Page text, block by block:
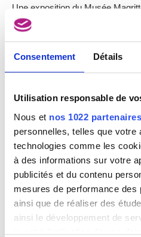
Consentement Détails
Utilisation responsable de
Nous et nos 1022 partenaires
personnelles, telles que votre
technologies comme les
à des informations sur votre
publicités et du contenu
mesures de performance des
ainsi que de réaliser des
ainsi le développement de
quant à l'utilisation de vos
Une exposition du Musée
la Fondation Folon.
HORAIRE
16:00 - 17:30 !COMPLET!
LIEU
MRBAB
Forum
Rue de la Régence 3
1000 Bruxelles